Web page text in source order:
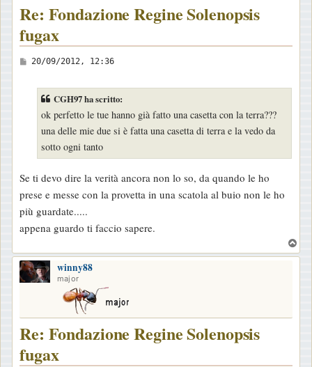
Re: Fondazione Regine Solenopsis
fugax
M
i
o
20/09/2012, 12:36
CGH97 ha scritto:
ok perfetto le tue hanno già fatto una casetta con la terra???
una delle mie due si è fatta una casetta di terra e la vedo da
sotto ogni tanto
Se ti devo dire la verità ancora non lo so, da quando le ho
prese e messe con la provetta in una scatola al buio non le ho
più guardate.....
appena guardo ti faccio sapere.
o
winny88
major
Re: Fondazione Regine Solenopsis
fugax